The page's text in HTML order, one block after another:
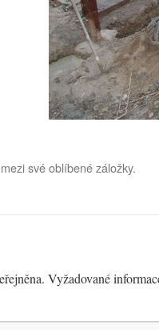
své oblíbené záložky.
Vyžadované